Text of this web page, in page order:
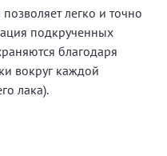
позволяет легко и точно
подкрученных
благодаря
вокруг каждой
лака).